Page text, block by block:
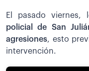
El pasado viernes,
policial de San
agresiones, esto
intervención.